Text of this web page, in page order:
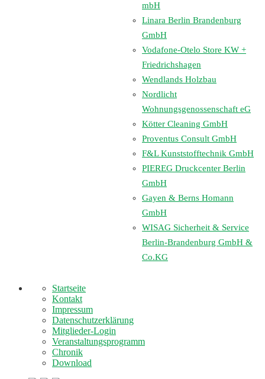
mbH
Linara Berlin Brandenburg
GmbH
Vodafone-Otelo Store KW +
Friedrichshagen
Wendlands Holzbau
Nordlicht
Wohnungsgenossenschaft eG
Kötter Cleaning GmbH
Proventus Consult GmbH
F&L Kunststofftechnik GmbH
PIEREG Druckcenter Berlin
GmbH
Gayen & Berns Homann
GmbH
WISAG Sicherheit & Service
Berlin-Brandenburg GmbH &
Co.KG
Startseite
Kontakt
Impressum
Datenschutzerklärung
Mitglieder-Login
Veranstaltungsprogramm
Chronik
Download